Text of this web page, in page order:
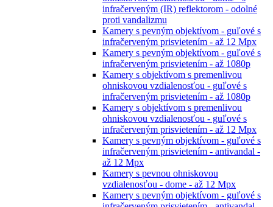
infračerveným (IR) reflektorom - odolné
proti vandalizmu
Kamery s pevným objektívom - guľové s
infračerveným prisvietením - až 12 Mpx
Kamery s pevným objektívom - guľové s
infračerveným prisvietením - až 1080p
Kamery s objektívom s premenlivou
ohniskovou vzdialenosťou - guľové s
infračerveným prisvietením - až 1080p
Kamery s objektívom s premenlivou
ohniskovou vzdialenosťou - guľové s
infračerveným prisvietením - až 12 Mpx
Kamery s pevným objektívom - guľové s
infračerveným prisvietením - antivandal -
až 12 Mpx
Kamery s pevnou ohniskovou
vzdialenosťou - dome - až 12 Mpx
Kamery s pevným objektívom - guľové s